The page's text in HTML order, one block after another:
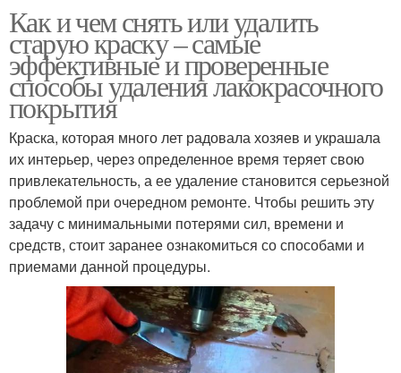
Как и чем снять или удалить
старую краску – самые
эффективные и проверенные
способы удаления лакокрасочного
покрытия
Краска, которая много лет радовала хозяев и украшала
их интерьер, через определенное время теряет свою
привлекательность, а ее удаление становится серьезной
проблемой при очередном ремонте. Чтобы решить эту
задачу с минимальными потерями сил, времени и
средств, стоит заранее ознакомиться со способами и
приемами данной процедуры.